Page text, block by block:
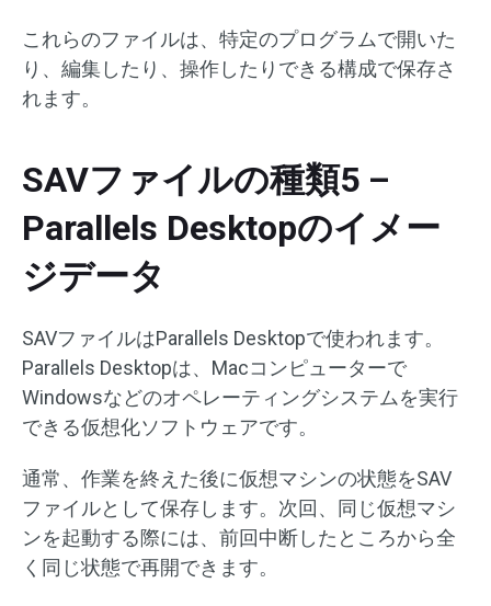
これらのファイルは、特定のプログラムで開いた
り、編集したり、操作したりできる構成で保存さ
れます。
SAVファイルの種類5 –
Parallels Desktopのイメー
ジデータ
SAVファイルはParallels Desktopで使われます。
Parallels Desktopは、Macコンピューターで
Windowsなどのオペレーティングシステムを実行
できる仮想化ソフトウェアです。
通常、作業を終えた後に仮想マシンの状態をSAV
ファイルとして保存します。次回、同じ仮想マシ
ンを起動する際には、前回中断したところから全
く同じ状態で再開できます。